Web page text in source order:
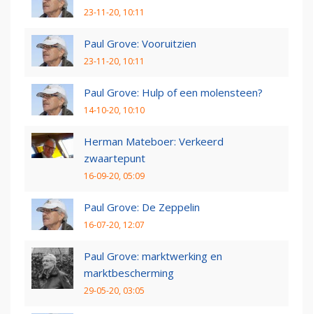
23-11-20, 10:11
Paul Grove: Vooruitzien
23-11-20, 10:11
Paul Grove: Hulp of een molensteen?
14-10-20, 10:10
Herman Mateboer: Verkeerd
zwaartepunt
16-09-20, 05:09
Paul Grove: De Zeppelin
16-07-20, 12:07
Paul Grove: marktwerking en
marktbescherming
29-05-20, 03:05